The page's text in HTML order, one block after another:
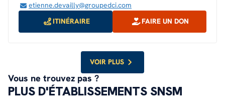
etienne.devailly@groupedci.com
ITINÉRAIRE
FAIRE UN DON
VOIR PLUS
Vous ne trouvez pas ?
PLUS D'ÉTABLISSEMENTS SNSM